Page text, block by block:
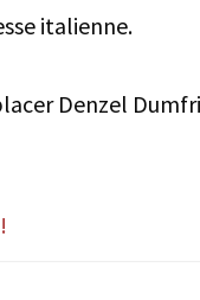
italienne.
Denzel